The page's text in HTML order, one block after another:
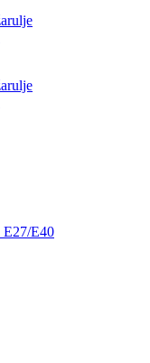
E40